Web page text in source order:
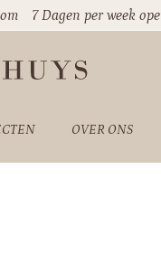
7 Dagen per week
OVER ONS